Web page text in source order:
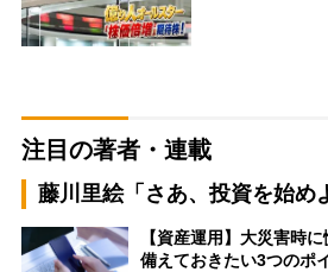
注目の著者・連載
藤川里絵「さあ、投資を始め
【資産運用】大災害時
備えておきたい3つのポ